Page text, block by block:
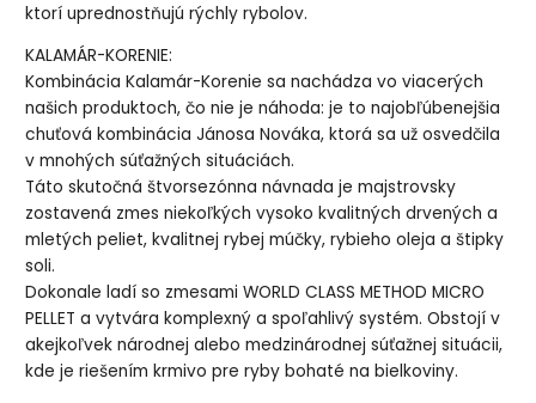
ktorí uprednostňujú rýchly rybolov.
KALAMÁR-KORENIE:
Kombinácia Kalamár-Korenie sa nachádza vo viacerých
našich produktoch, čo nie je náhoda: je to najobľúbenejšia
chuťová kombinácia Jánosa Nováka, ktorá sa už osvedčila
v mnohých súťažných situáciách.
Táto skutočná štvorsezónna návnada je majstrovsky
zostavená zmes niekoľkých vysoko kvalitných drvených a
mletých peliet, kvalitnej rybej múčky, rybieho oleja a štipky
soli.
Dokonale ladí so zmesami WORLD CLASS METHOD MICRO
PELLET a vytvára komplexný a spoľahlivý systém. Obstojí v
akejkoľvek národnej alebo medzinárodnej súťažnej situácii,
kde je riešením krmivo pre ryby bohaté na bielkoviny.